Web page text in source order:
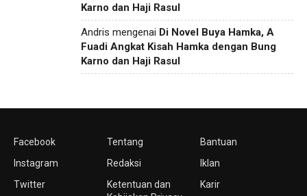
Karno dan Haji Rasul
Andris mengenai Di Novel Buya Hamka, A
Fuadi Angkat Kisah Hamka dengan Bung
Karno dan Haji Rasul
Facebook
Instagram
Twitter
Tentang
Redaksi
Ketentuan dan
Bantuan
Iklan
Karir